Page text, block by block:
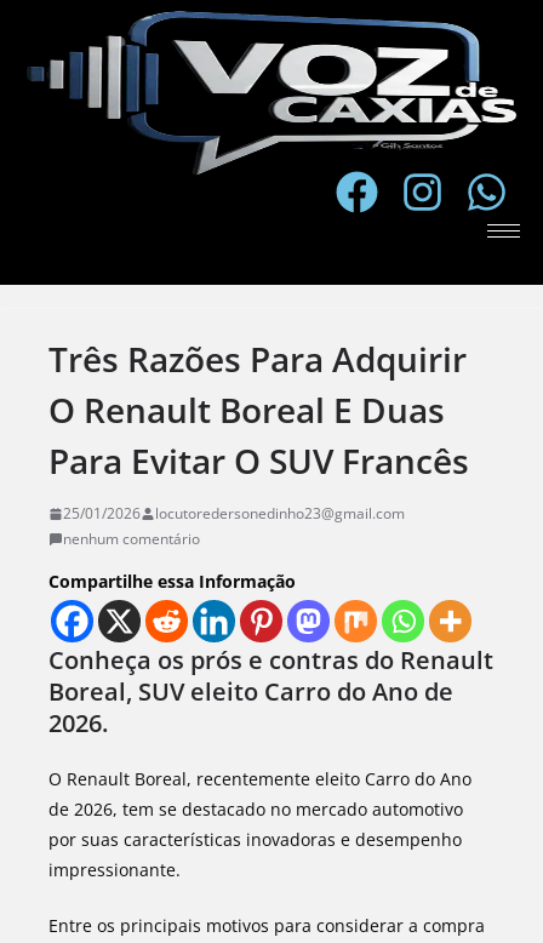
Três Razões Para Adquirir
O Renault Boreal E Duas
Para Evitar O SUV Francês
25/01/2026
locutoredersonedinho23@gmail.com
nenhum comentário
Compartilhe essa Informação
Conheça os prós e contras do Renault
Boreal, SUV eleito Carro do Ano de
2026.
O Renault Boreal, recentemente eleito Carro do Ano
de 2026, tem se destacado no mercado automotivo
por suas características inovadoras e desempenho
impressionante.
Entre os principais motivos para considerar a compra